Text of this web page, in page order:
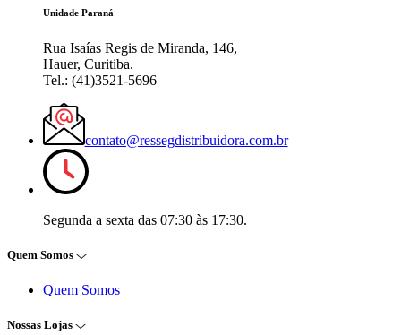
Unidade Paraná
Rua Isaías Regis de Miranda, 146,
Hauer, Curitiba.
Tel.: (41)3521-5696
contato@ressegdistribuidora.com.br
Segunda a sexta das 07:30 às 17:30.
Quem Somos
Quem Somos
Nossas Lojas